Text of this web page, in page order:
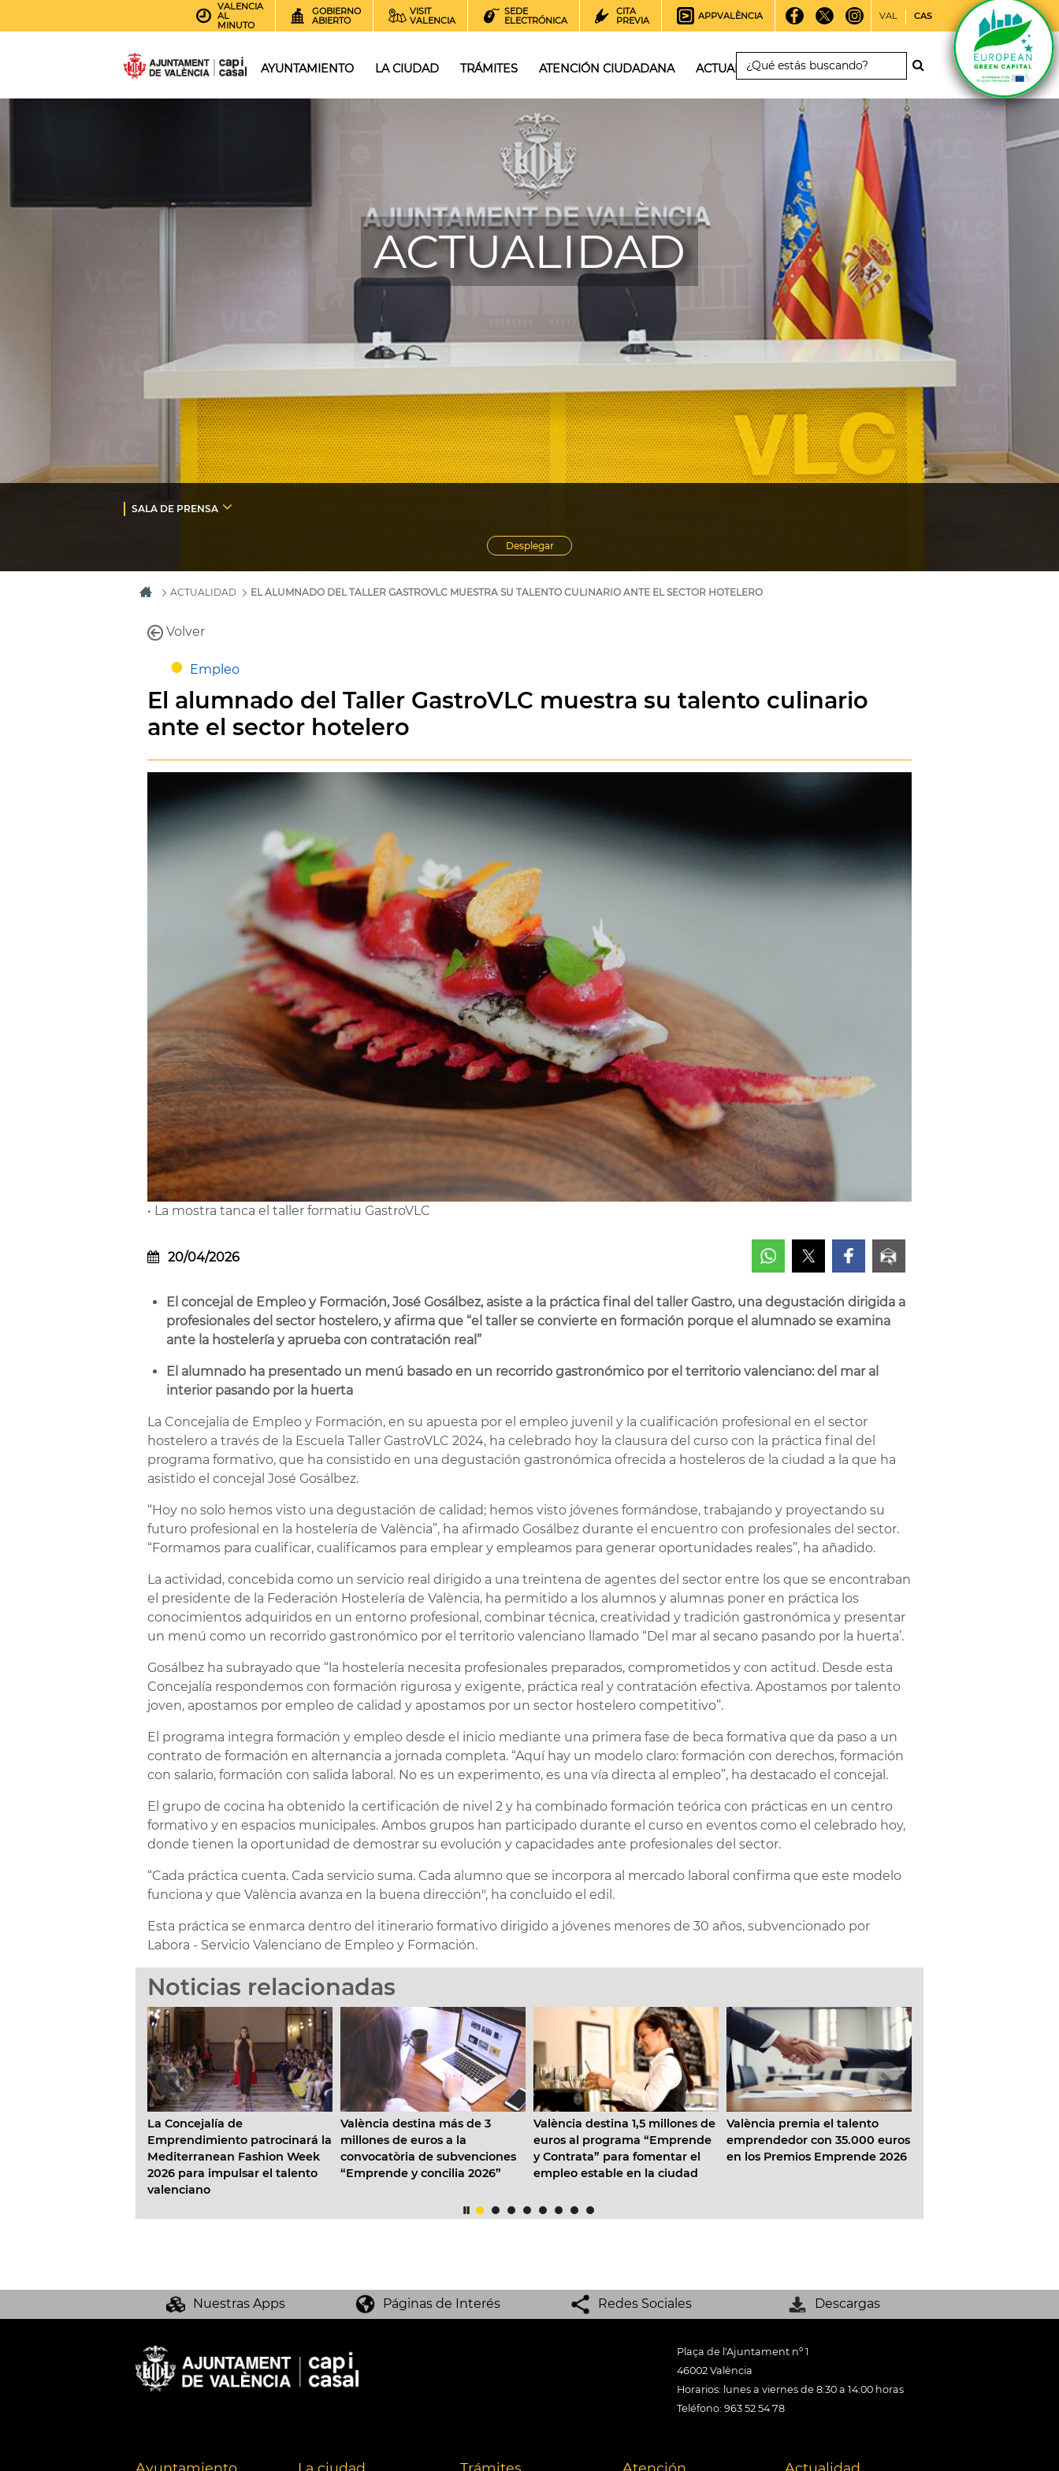
VALENCIA
AL
MINUTO
GOBIERNO
ABIERTO
VISIT
VALENCIA
SEDE
ELECTRÓNICA
CITA
PREVIA
APPVALÈNCIA VAL CAS
AYUNTAMIENTO LA CIUDAD TRÁMITES ATENCIÓN CIUDADANA ACTUALIDAD
ACTUALIDAD
SALA DE PRENSA
Desplegar
ACTUALIDAD EL ALUMNADO DEL TALLER GASTROVLC MUESTRA SU TALENTO CULINARIO ANTE EL SECTOR HOTELERO
Volver
Empleo
El alumnado del Taller GastroVLC muestra su talento culinario
ante el sector hotelero
• La mostra tanca el taller formatiu GastroVLC
20/04/2026
El concejal de Empleo y Formación, José Gosálbez, asiste a la práctica final del taller Gastro, una degustación dirigida a
profesionales del sector hostelero, y afirma que “el taller se convierte en formación porque el alumnado se examina
ante la hostelería y aprueba con contratación real”
El alumnado ha presentado un menú basado en un recorrido gastronómico por el territorio valenciano: del mar al
interior pasando por la huerta
La Concejalía de Empleo y Formación, en su apuesta por el empleo juvenil y la cualificación profesional en el sector
hostelero a través de la Escuela Taller GastroVLC 2024, ha celebrado hoy la clausura del curso con la práctica final del
programa formativo, que ha consistido en una degustación gastronómica ofrecida a hosteleros de la ciudad a la que ha
asistido el concejal José Gosálbez.
“Hoy no solo hemos visto una degustación de calidad; hemos visto jóvenes formándose, trabajando y proyectando su
futuro profesional en la hostelería de València”, ha afirmado Gosálbez durante el encuentro con profesionales del sector.
“Formamos para cualificar, cualificamos para emplear y empleamos para generar oportunidades reales”, ha añadido.
La actividad, concebida como un servicio real dirigido a una treintena de agentes del sector entre los que se encontraban
el presidente de la Federación Hostelería de València, ha permitido a los alumnos y alumnas poner en práctica los
conocimientos adquiridos en un entorno profesional, combinar técnica, creatividad y tradición gastronómica y presentar
un menú como un recorrido gastronómico por el territorio valenciano llamado “Del mar al secano pasando por la huerta’.
Gosálbez ha subrayado que “la hostelería necesita profesionales preparados, comprometidos y con actitud. Desde esta
Concejalía respondemos con formación rigurosa y exigente, práctica real y contratación efectiva. Apostamos por talento
joven, apostamos por empleo de calidad y apostamos por un sector hostelero competitivo”.
El programa integra formación y empleo desde el inicio mediante una primera fase de beca formativa que da paso a un
contrato de formación en alternancia a jornada completa. “Aquí hay un modelo claro: formación con derechos, formación
con salario, formación con salida laboral. No es un experimento, es una vía directa al empleo”, ha destacado el concejal.
El grupo de cocina ha obtenido la certificación de nivel 2 y ha combinado formación teórica con prácticas en un centro
formativo y en espacios municipales. Ambos grupos han participado durante el curso en eventos como el celebrado hoy,
donde tienen la oportunidad de demostrar su evolución y capacidades ante profesionales del sector.
“Cada práctica cuenta. Cada servicio suma. Cada alumno que se incorpora al mercado laboral confirma que este modelo
funciona y que València avanza en la buena dirección", ha concluido el edil.
Esta práctica se enmarca dentro del itinerario formativo dirigido a jóvenes menores de 30 años, subvencionado por
Labora - Servicio Valenciano de Empleo y Formación.
Noticias relacionadas
La Concejalía de
Emprendimiento patrocinará la
Mediterranean Fashion Week
2026 para impulsar el talento
valenciano
València destina más de 3
millones de euros a la
convocatòria de subvenciones
“Emprende y concilia 2026”
València destina 1,5 millones de
euros al programa “Emprende
y Contrata” para fomentar el
empleo estable en la ciudad
València premia el talento
emprendedor con 35.000 euros
en los Premios Emprende 2026
València abre el plazo de las
ayudas al emprendimiento
priorizando a quienes llevan
Nuestras Apps Páginas de Interés Redes Sociales Descargas
Plaça de l'Ajuntament nº 1
46002 València
Horarios: lunes a viernes de 8:30 a 14:00 horas
Teléfono: 963 52 54 78